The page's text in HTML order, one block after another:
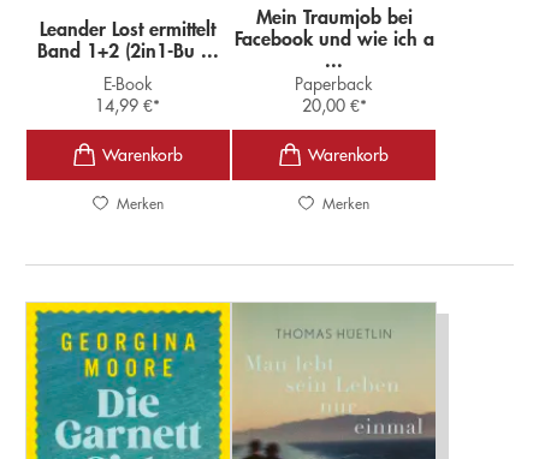
Leander Lost ermittelt
Band 1+2 (2in1-Bu ...
E-Book
14,99€*
Merken
Mein Traumjob bei
Facebook und wie ich a
...
Paperback
20,00 €*
Merken